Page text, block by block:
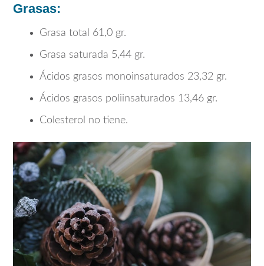
Grasas:
Grasa total 61,0 gr.
Grasa saturada 5,44 gr.
Ácidos grasos monoinsaturados 23,32 gr.
Ácidos grasos poliinsaturados 13,46 gr.
Colesterol no tiene.